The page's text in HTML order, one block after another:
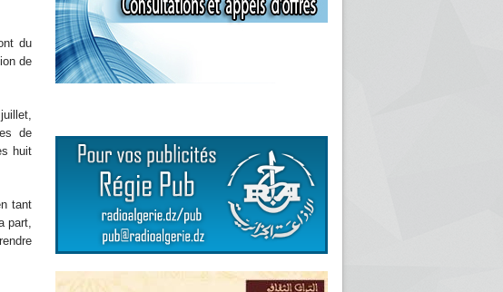
du
de
de
huit
tant
part,